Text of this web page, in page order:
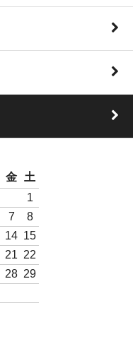
金
土
1
7
8
14 15
21 22
28 29